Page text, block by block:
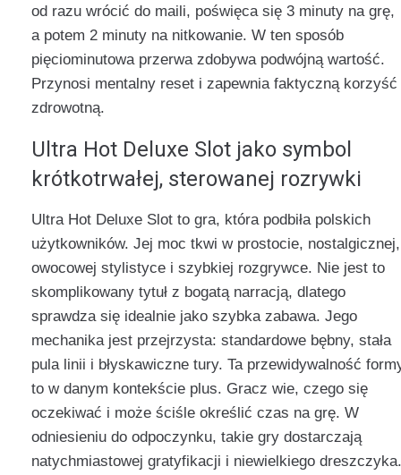
od razu wrócić do maili, poświęca się 3 minuty na grę,
a potem 2 minuty na nitkowanie. W ten sposób
pięciominutowa przerwa zdobywa podwójną wartość.
Przynosi mentalny reset i zapewnia faktyczną korzyść
zdrowotną.
Ultra Hot Deluxe Slot jako symbol
krótkotrwałej, sterowanej rozrywki
Ultra Hot Deluxe Slot to gra, która podbiła polskich
użytkowników. Jej moc tkwi w prostocie, nostalgicznej,
owocowej stylistyce i szybkiej rozgrywce. Nie jest to
skomplikowany tytuł z bogatą narracją, dlatego
sprawdza się idealnie jako szybka zabawa. Jego
mechanika jest przejrzysta: standardowe bębny, stała
pula linii i błyskawiczne tury. Ta przewidywalność
to w danym kontekście plus. Gracz wie, czego się
oczekiwać i może ściśle określić czas na grę. W
odniesieniu do odpoczynku, takie gry dostarczają
natychmiastowej gratyfikacji i niewielkiego dreszczyka.